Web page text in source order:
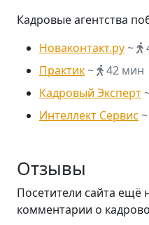
Кадровые агентства
Новаконтакт.ру~
Практик~
42 мин
Кадровый Эксперт
Интеллект Сервис ~
Отзывы
Посетители сайта ещё
комментарии о